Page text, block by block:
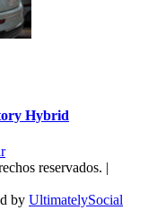
Hybrid
reservados. |
by UltimatelySocial